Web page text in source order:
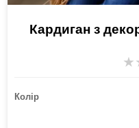
Кардиган з
★
Колір